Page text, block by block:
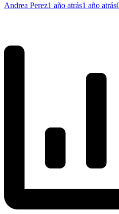
Andrea Perez1 año atrás1 año atrás